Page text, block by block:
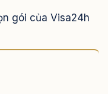
gói của Visa24h